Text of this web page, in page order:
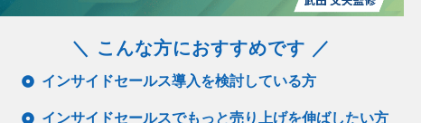
＼ こんな方におすすめです ／
インサイドセールス導入を検討している方
インサイドセールスでもっと売り上げを伸ばしたい方